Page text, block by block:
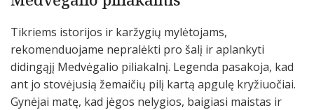
Tikriems istorijos ir karžygių mylėtojams,
rekomenduojame nepralėkti pro šalį ir aplankyti
didingąjį Medvėgalio piliakalnį. Legenda pasakoja, kad
ant jo stovėjusią žemaičių pilį kartą apgulę kryžiuočiai.
Gynėjai matę, kad jėgos nelygios, baigiasi maistas ir